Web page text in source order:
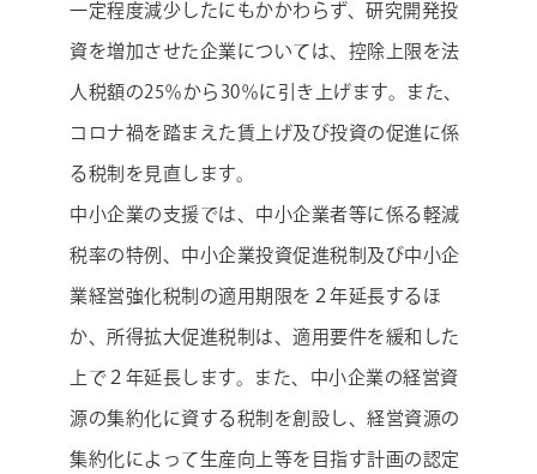
一定程度減少したにもかかわらず、研究開発投
資を増加させた企業については、控除上限を法
人税額の25％から30％に引き上げます。また、
コロナ禍を踏まえた賃上げ及び投資の促進に係
る税制を見直します。
中小企業の支援では、中小企業者等に係る軽減
税率の特例、中小企業投資促進税制及び中小企
業経営強化税制の適用期限を２年延長するほ
か、所得拡大促進税制は、適用要件を緩和した
上で２年延長します。また、中小企業の経営資
源の集約化に資する税制を創設し、経営資源の
集約化によって生産向上等を目指す計画の認定